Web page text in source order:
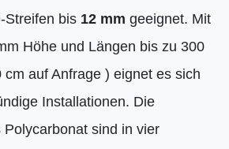
Streifen bis 12 mm geeignet. Mit
Höhe und Längen bis zu 300
auf Anfrage ) eignet es sich
Installationen. Die
sind in vier